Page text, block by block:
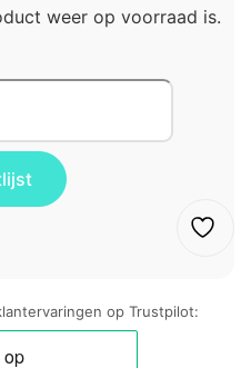
weer op voorraad is.
op Trustpilot: